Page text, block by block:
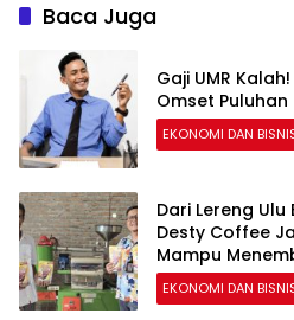
Baca Juga
Gaji UMR
Omset
EKONOMI DAN
Dari Lereng
Desty Coffee
Mampu
EKONOMI DAN